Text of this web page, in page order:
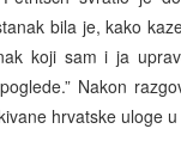
bila je, kako
koji sam i ja
Nakon
hrvatske uloge